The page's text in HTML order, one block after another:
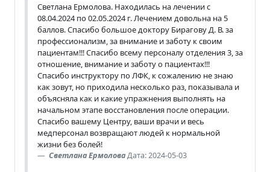
Светлана Ермолова. Находилась на лечении с
08.04.2024 по 02.05.2024 г. Лечением довольна на 5
баллов. Спасибо большое доктору Бирагову Д. В. за
профессионализм, за внимание и заботу к своим
пациентам!!! Спасибо всему персоналу отделения 3, за
отношение, внимание и заботу о пациентах!!!
Спасибо инструктору по ЛФК, к сожалению не знаю
как зовут, но приходила несколько раз, показывала и
объясняла как и какие упражнения выполнять на
начальном этапе восстановления после операции.
Спасибо вашему Центру, ваши врачи и весь
медперсонал возвращают людей к нормальной
жизни без болей!
Светлана ЕрмоловаДата: 2024-05-03